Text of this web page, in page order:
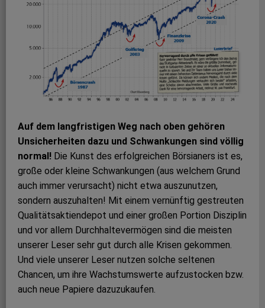
Auf dem langfristigen Weg nach oben gehören
Unsicherheiten dazu und Schwankungen sind völlig
normal! Die Kunst des erfolgreichen Börsianers ist es,
große oder kleine Schwankungen (aus welchem Grund
auch immer verursacht) nicht etwa auszunutzen,
sondern auszuhalten! Mit einem vernünftig gestreuten
Qualitätsaktiendepot und einer großen Portion Disziplin
und vor allem Durchhaltevermögen sind die meisten
unserer Leser sehr gut durch alle Krisen gekommen.
Und viele unserer Leser nutzen solche seltenen
Chancen, um ihre Wachstumswerte aufzustocken bzw.
auch neue Papiere dazuzukaufen.